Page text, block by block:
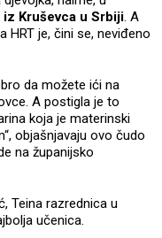
iz Kruševca u Srbiji. A
HRT je, čini se, neviđeno
da možete ići na
A postigla je to
koja je materinski
objašnjavaju ovo čudo
na županijsko
Teina razrednica u
učenica.